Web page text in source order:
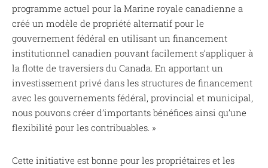
programme actuel pour la Marine royale canadienne a
créé un modèle de propriété alternatif pour le
gouvernement fédéral en utilisant un financement
institutionnel canadien pouvant facilement s’appliquer à
la flotte de traversiers du Canada. En apportant un
investissement privé dans les structures de financement
avec les gouvernements fédéral, provincial et municipal,
nous pouvons créer d’importants bénéfices ainsi qu’une
flexibilité pour les contribuables. »
Cette initiative est bonne pour les propriétaires et les